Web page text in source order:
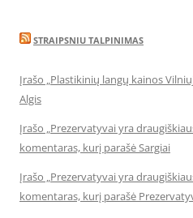
STRAIPSNIU TALPINIMAS
Įrašo „Plastikinių langų kainos
Algis
Įrašo „Prezervatyvai yra
komentaras, kurį parašė Sargiai
Įrašo „Prezervatyvai yra
komentaras, kurį parašė